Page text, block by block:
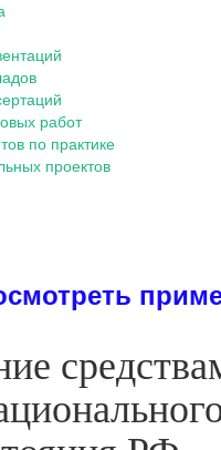
работ
по практике
проектов